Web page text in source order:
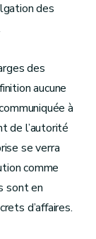
des
des
aucune
à
de l’autorité
se verra
comme
sont en
d’affaires.